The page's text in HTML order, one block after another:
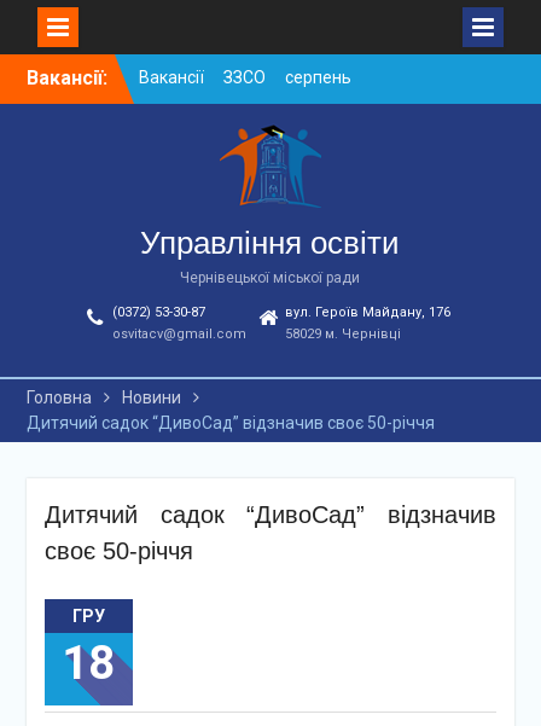
SkipВакансії:
Вакансії ЗЗСО серпень
2026
Вакансії ЗЗСО червень
Вакансії у ЗДО та
дошкільних підрозділах
ЗЗСО станом на
01.08.2026 р.
Управління освіти
Чернівецької міської ради
(0372) 53-30-87
osvitacv@gmail.com
вул. Героїв Майдану, 176
58029 м. Чернівці
Головна
Новини
Дитячий садок “ДивоСад” відзначив своє 50-річчя
Дитячий садок “ДивоСад” відзначив
своє 50-річчя
ГРУ
18